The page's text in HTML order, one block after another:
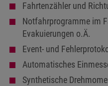
Fahrtenzähler und
Notfahrprogramme im
Evakuierungen o.Ä.
Event- und
Automatisches
Synthetische